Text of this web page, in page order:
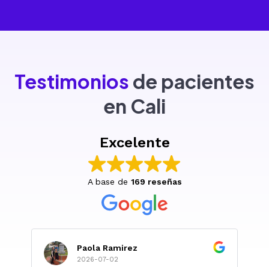
Testimonios de pacientes
en Cali
Excelente
A base de 169 reseñas
Paola Ramirez
2026-07-02